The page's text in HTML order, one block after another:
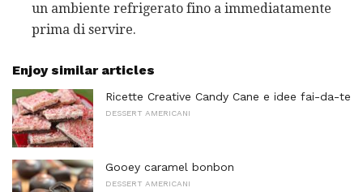
un ambiente refrigerato fino a immediatamente
prima di servire.
Enjoy similar articles
Ricette Creative Candy Cane e idee fai-da-te
DESSERT AMERICANI
Gooey caramel bonbon
DESSERT AMERICANI